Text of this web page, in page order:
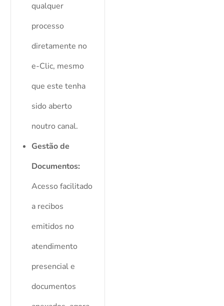
qualquer
processo
diretamente no
e-Clic, mesmo
que este tenha
sido aberto
noutro canal.
Gestão de
Documentos:
Acesso facilitado
a recibos
emitidos no
atendimento
presencial e
documentos